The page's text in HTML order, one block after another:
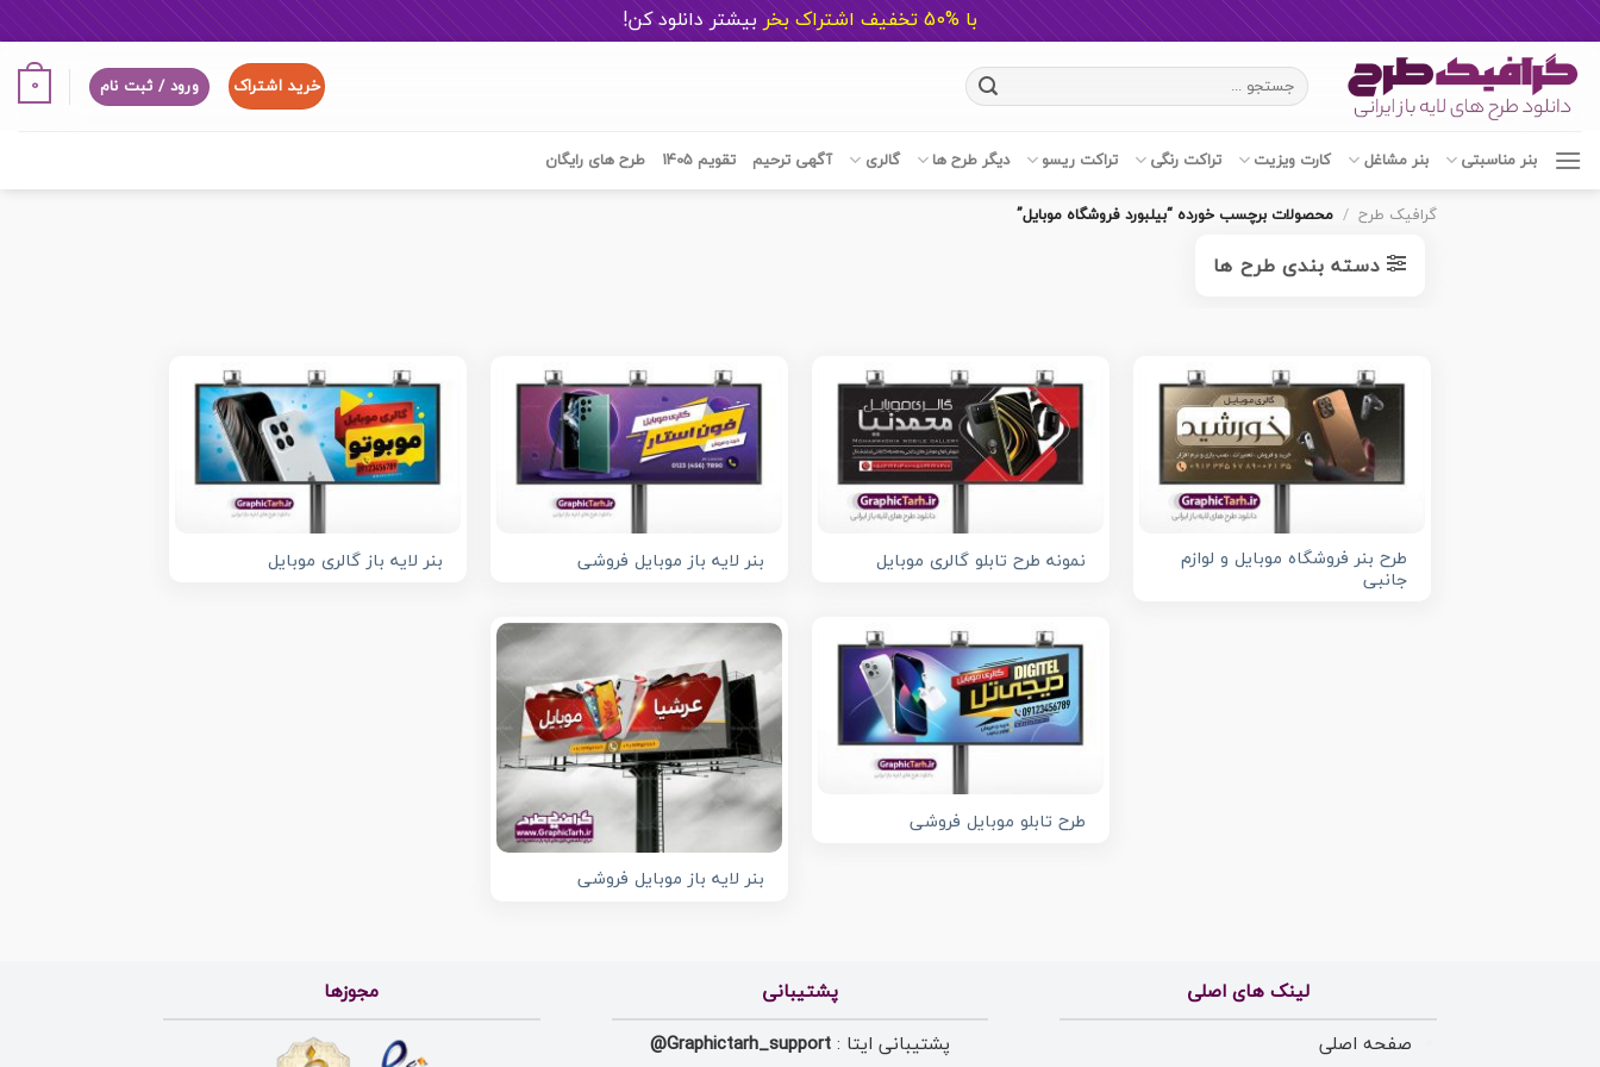
با %50 تخفیف اشتراک بخر بیشتر دانلود کن!
content
جستجو
برای:
خرید اشتراک ورود / ثبت نام 0
بنر مناسبتی بنر مشاغل کارت ویزیت تراکت رنگی تراکت ریسو دیگر طرح ها گالری آگهی ترحیم تقویم 1405 طرح های رایگان
گرافیک طرح / محصولات برچسب خورده “بیلبورد فروشگاه موبایل”
دسته بندی طرح ها
طرح بنر فروشگاه موبایل و لوازم
جانبی
نمونه طرح تابلو گالری موبایل بنر لایه باز موبایل فروشی بنر لایه باز گالری موبایل
طرح تابلو موبایل فروشی
بنر لایه باز موبایل فروشی
لینک های اصلی
صفحه اصلی
پشتیبانی
پشتیبانی ایتا : Graphictarh_support@
مجوزها